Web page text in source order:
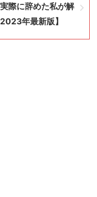
際に辞めた私が解
年最新版】